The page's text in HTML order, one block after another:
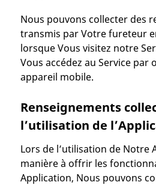
Nous pouvons collecter des
transmis par Votre fureteur
lorsque Vous visitez notre
Vous accédez au Service par
appareil mobile.
Renseignements
l’utilisation de
Lors de l’utilisation de Notre
manière à offrir les
Application, Nous pouvons